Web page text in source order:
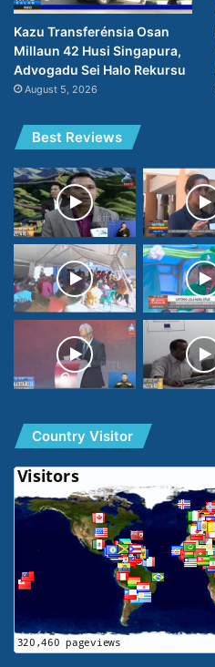
Kazu Transferénsia Osan
Millaun 42 Husi Singapura,
Advogadu Sei Halo Rekursu
August 5, 2026
Best Reviews
Country Visitor